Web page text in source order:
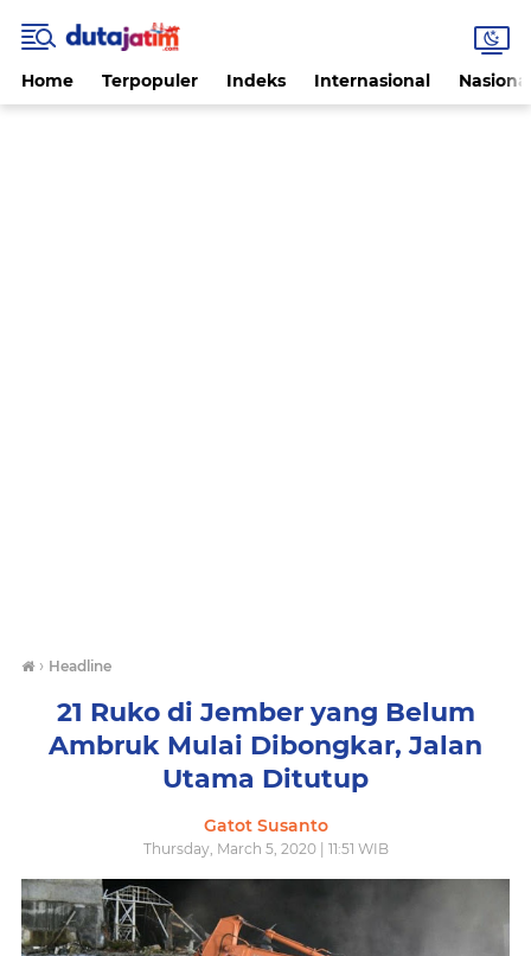
Home Terpopuler Indeks Internasional
› Headline
21 Ruko di Jember yang Belum
Ambruk Mulai Dibongkar, Jalan
Utama Ditutup
Gatot Susanto
Thursday, March 5, 2020 | 11:51 WIB